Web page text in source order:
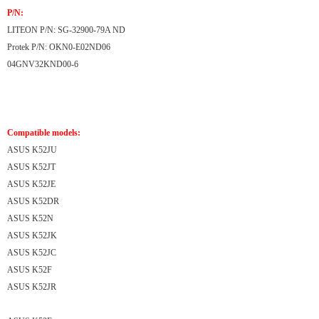
P/N:
LITEON P/N: SG-32900-79A ND
Protek P/N: OKN0-E02ND06
04GNV32KND00-6
Compatible models:
ASUS K52JU
ASUS K52JT
ASUS K52JE
ASUS K52DR
ASUS K52N
ASUS K52JK
ASUS K52JC
ASUS K52F
ASUS K52JR